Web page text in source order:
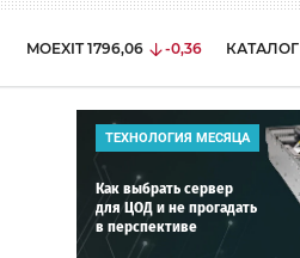
MOEXIT 1796,06 -0,36 КАТАЛОГ
ТЕХНОЛОГИЯ МЕСЯЦА
Как выбрать сервер
для ЦОД и не прогадать
в перспективе